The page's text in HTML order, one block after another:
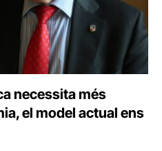
necessita més
el model actual ens